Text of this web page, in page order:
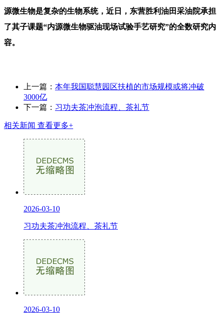
源微生物是复杂的生物系统，近日，东营胜利油田采油院承担
了其子课题“内源微生物驱油现场试验手艺研究”的全数研究内
容。
上一篇： 本年我国聪慧园区扶植的市场规模或将冲破
3000亿
下一篇： 习功夫茶冲泡流程、茶礼节
相关新闻 查看更多+
2026-03-10
习功夫茶冲泡流程、茶礼节
2026-03-10